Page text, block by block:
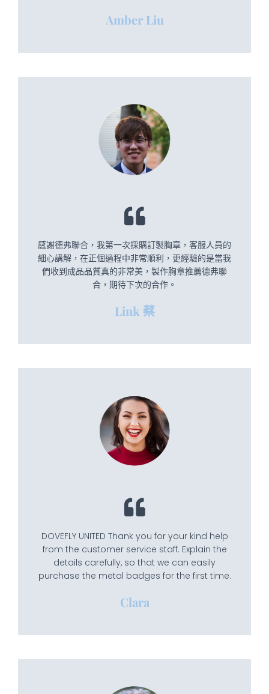
Amber Liu
感謝德弗聯合，我第一次採購訂製胸章，客服人員的
細心講解，在正個過程中非常順利，更經驗的是當我
們收到成品品質真的非常美，製作胸章推薦德弗聯
合，期待下次的合作。
Link 蔡
DOVEFLY UNITED Thank you for your kind help
from the customer service staff. Explain the
details carefully, so that we can easily
purchase the metal badges for the first time.
Clara